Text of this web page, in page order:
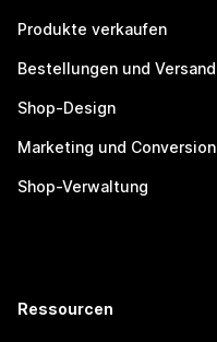
Produkte verkaufen
Bestellungen und Versand
Shop-Design
Marketing und Conversion
Shop-Verwaltung
Ressourcen